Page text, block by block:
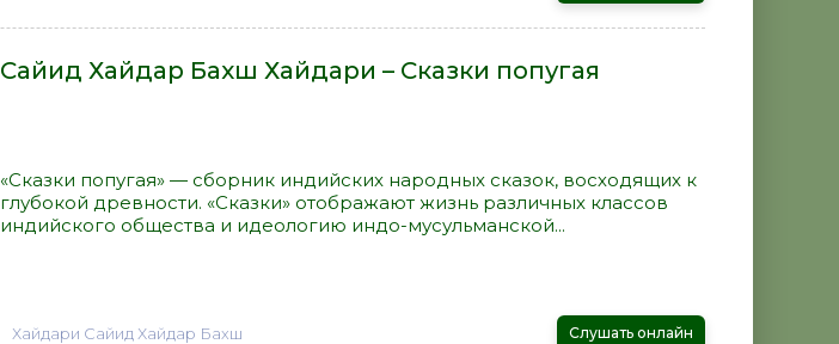
Сайид Хайдар Бахш Хайдари – Сказки попугая
«Сказки попугая» — сборник индийских народных сказок, восходящих к
глубокой древности. «Сказки» отображают жизнь различных классов
индийского общества и идеологию индо-мусульманской...
Хайдари Сайид Хайдар Бахш Слушать онлайн